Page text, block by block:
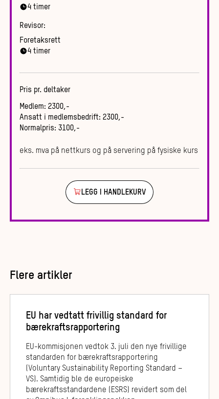
4 timer
Revisor:
Foretaksrett
4 timer
Pris pr. deltaker
Medlem: 2300,-
Ansatt i medlemsbedrift: 2300,-
Normalpris: 3100,-
eks. mva på nettkurs og på servering på fysiske kurs
LEGG I HANDLEKURV
Flere artikler
EU har vedtatt frivillig standard for
bærekraftsrapportering
EU-kommisjonen vedtok 3. juli den nye frivillige
standarden for bærekraftsrapportering
(Voluntary Sustainability Reporting Standard –
VS). Samtidig ble de europeiske
bærekraftsstandardene (ESRS) revidert som del